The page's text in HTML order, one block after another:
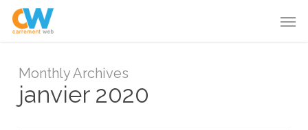
Skip
Monthly Archives
janvier 2020